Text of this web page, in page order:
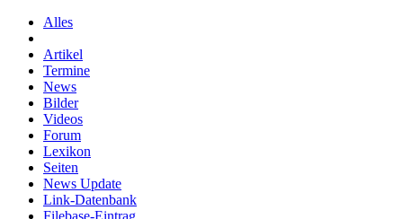
Alles
Artikel
Termine
News
Bilder
Videos
Forum
Lexikon
Seiten
News Update
Link-Datenbank
Filebase-Eintrag